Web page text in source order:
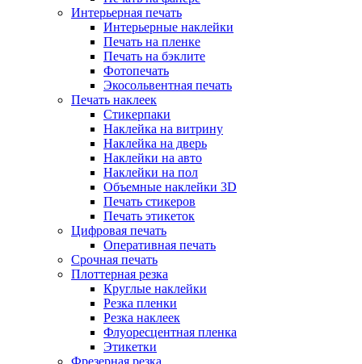
Интерьерная печать
Интерьерные наклейки
Печать на пленке
Печать на бэклите
Фотопечать
Экосольвентная печать
Печать наклеек
Стикерпаки
Наклейка на витрину
Наклейка на дверь
Наклейки на авто
Наклейки на пол
Объемные наклейки 3D
Печать стикеров
Печать этикеток
Цифровая печать
Оперативная печать
Срочная печать
Плоттерная резка
Круглые наклейки
Резка пленки
Резка наклеек
Флуоресцентная пленка
Этикетки
Фрезерная резка